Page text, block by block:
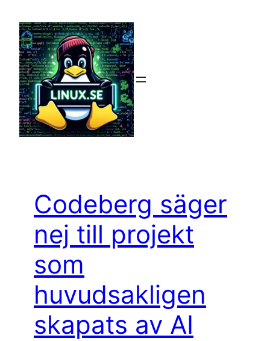
innehåll
Codeberg säger
nej till projekt
som
huvudsakligen
skapats av AI